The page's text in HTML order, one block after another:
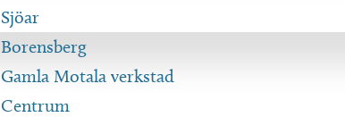
Sjöar
Borensberg
Gamla Motala verkstad
Centrum